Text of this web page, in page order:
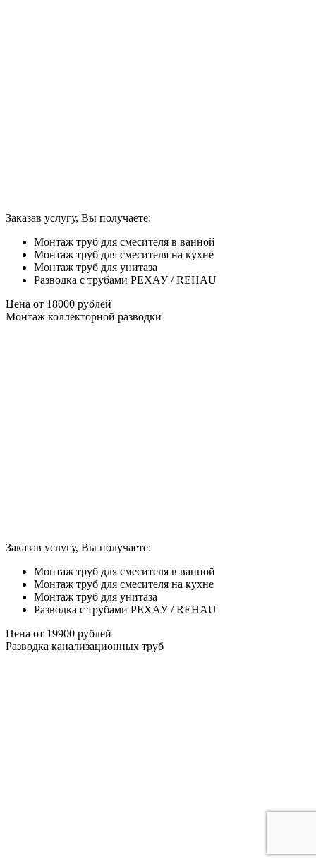
Заказав услугу, Вы получаете:
Монтаж труб для смесителя в ванной
Монтаж труб для смесителя на кухне
Монтаж труб для унитаза
Разводка с трубами РЕХАУ / REHAU
Цена от 18000 рублей
Монтаж коллекторной разводки
Заказав услугу, Вы получаете:
Монтаж труб для смесителя в ванной
Монтаж труб для смесителя на кухне
Монтаж труб для унитаза
Разводка с трубами РЕХАУ / REHAU
Цена от 19900 рублей
Разводка канализационных труб